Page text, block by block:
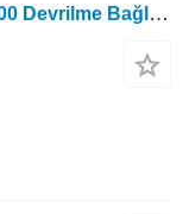
Tekerlekli traktör için John Deere 3800 Devrilme Bağlantı Braketi AZ71951, AZ61668